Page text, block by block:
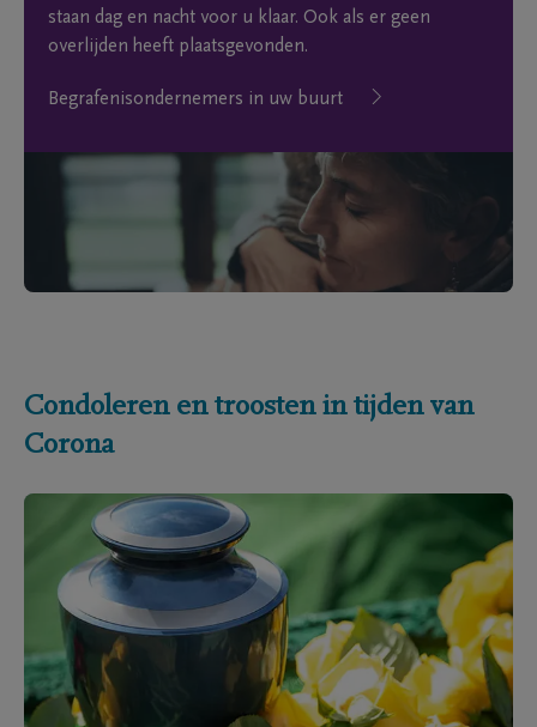
staan dag en nacht voor u klaar. Ook als er geen
overlijden heeft plaatsgevonden.
Begrafenisondernemers in uw buurt
Condoleren en troosten in tijden van
Corona